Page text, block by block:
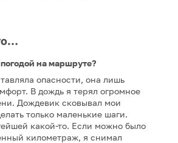
на маршруте?
опасности, она лишь
В дождь я терял огромное
Дождевик сковывал мои
только маленькие шаги.
какой-то. Если можно было
километраж, я снимал